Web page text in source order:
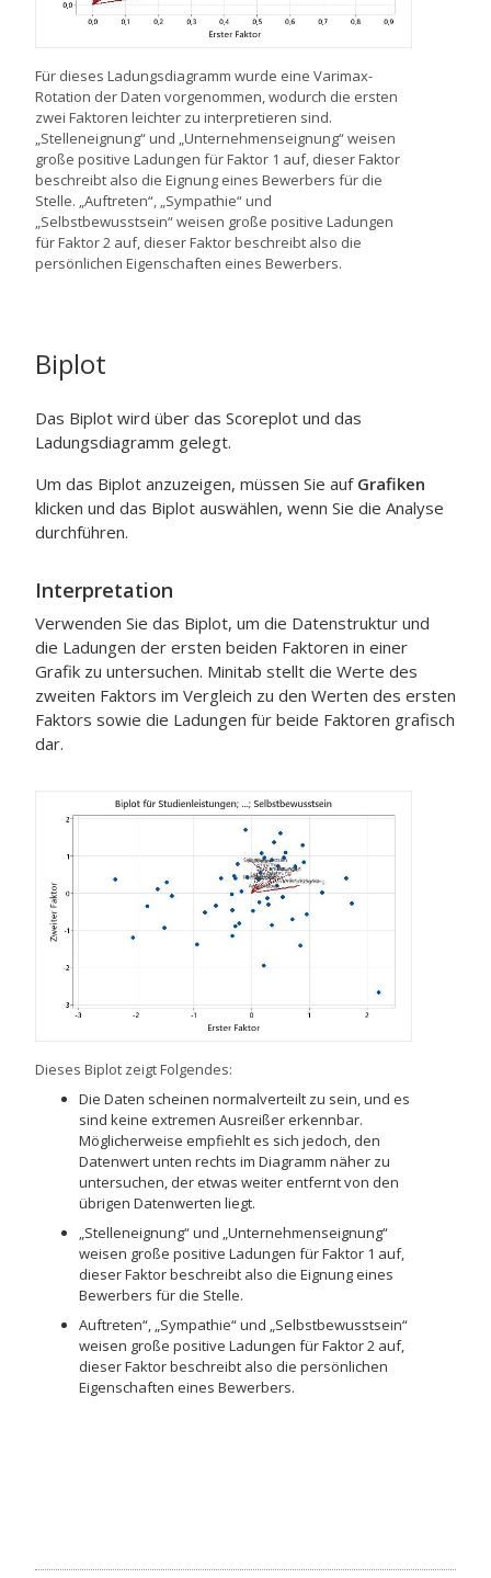
Für dieses Ladungsdiagramm wurde eine Varimax-
Rotation der Daten vorgenommen, wodurch die ersten
zwei Faktoren leichter zu interpretieren sind.
„Stelleneignung“ und „Unternehmenseignung“ weisen
große positive Ladungen für Faktor 1 auf, dieser Faktor
beschreibt also die Eignung eines Bewerbers für die
Stelle. „Auftreten“, „Sympathie“ und
„Selbstbewusstsein“ weisen große positive Ladungen
für Faktor 2 auf, dieser Faktor beschreibt also die
persönlichen Eigenschaften eines Bewerbers.
Biplot
Das Biplot wird über das Scoreplot und das
Ladungsdiagramm gelegt.
Um das Biplot anzuzeigen, müssen Sie auf Grafiken
klicken und das Biplot auswählen, wenn Sie die Analyse
durchführen.
Interpretation
Verwenden Sie das Biplot, um die Datenstruktur und
die Ladungen der ersten beiden Faktoren in einer
Grafik zu untersuchen. Minitab stellt die Werte des
zweiten Faktors im Vergleich zu den Werten des ersten
Faktors sowie die Ladungen für beide Faktoren grafisch
dar.
Dieses Biplot zeigt Folgendes:
Die Daten scheinen normalverteilt zu sein, und es
sind keine extremen Ausreißer erkennbar.
Möglicherweise empfiehlt es sich jedoch, den
Datenwert unten rechts im Diagramm näher zu
untersuchen, der etwas weiter entfernt von den
übrigen Datenwerten liegt.
„Stelleneignung“ und „Unternehmenseignung“
weisen große positive Ladungen für Faktor 1 auf,
dieser Faktor beschreibt also die Eignung eines
Bewerbers für die Stelle.
Auftreten“, „Sympathie“ und „Selbstbewusstsein“
weisen große positive Ladungen für Faktor 2 auf,
dieser Faktor beschreibt also die persönlichen
Eigenschaften eines Bewerbers.